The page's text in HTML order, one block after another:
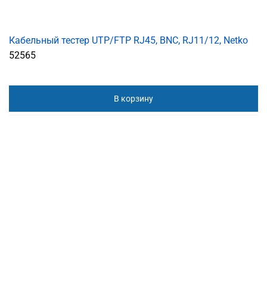
Кабельный тестер UTP/FTP RJ45, BNC, RJ11/12, Netko
52565
В корзину